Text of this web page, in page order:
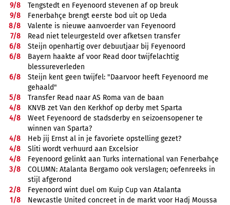
9/8
Tengstedt en Feyenoord stevenen af op breuk
9/8
Fenerbahçe brengt eerste bod uit op Ueda
8/8
Valente is nieuwe aanvoerder van Feyenoord
7/8
Read niet teleurgesteld over afketsen transfer
6/8
Steijn openhartig over debuutjaar bij Feyenoord
6/8
Bayern haakte af voor Read door twijfelachtig
blessureverleden
6/8
Steijn kent geen twijfel: "Daarvoor heeft Feyenoord me
gehaald"
5/8
Transfer Read naar AS Roma van de baan
4/8
KNVB zet Van den Kerkhof op derby met Sparta
4/8
Weet Feyenoord de stadsderby en seizoensopener te
winnen van Sparta?
4/8
Heb jij Ernst al in je favoriete opstelling gezet?
4/8
Sliti wordt verhuurd aan Excelsior
4/8
Feyenoord gelinkt aan Turks international van Fenerbahçe
3/8
COLUMN: Atalanta Bergamo ook verslagen; oefenreeks in
stijl afgerond
2/8
Feyenoord wint duel om Kuip Cup van Atalanta
1/8
Newcastle United concreet in de markt voor Hadj Moussa